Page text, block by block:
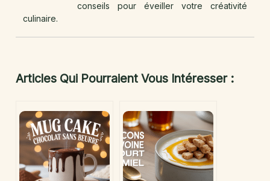
conseils pour éveiller votre créativité
culinaire.
Articles Qui Pourraient Vous Intéresser :